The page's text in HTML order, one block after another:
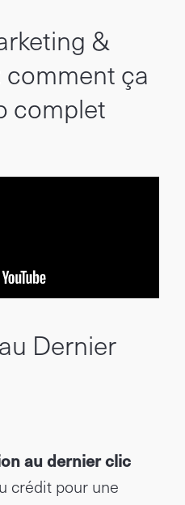
&
ça
complet
Dernier
au dernier clic
crédit pour une